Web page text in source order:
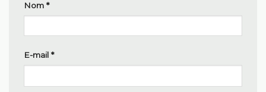
Nom *
E-mail *